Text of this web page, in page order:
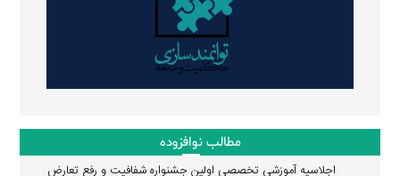
مطالب نوافزوده
اجلاسیه آموزشی تخصصی اولین جشنواره شفافیت و رفع تعارض